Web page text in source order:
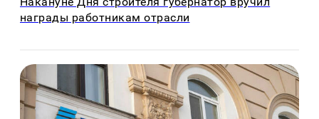
награды работникам отрасли